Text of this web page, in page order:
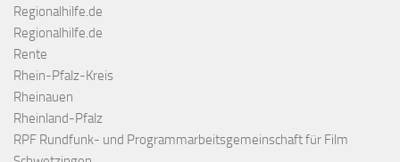
Regionalhilfe.de
Regionalhilfe.de
Rente
Rhein-Pfalz-Kreis
Rheinauen
Rheinland-Pfalz
RPF Rundfunk- und Programmarbeitsgemeinschaft für Film